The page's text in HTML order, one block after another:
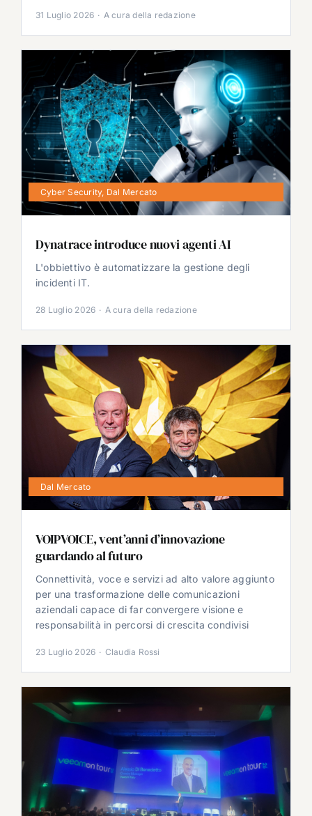
31 Luglio 2026 · A cura della redazione
Cyber Security, Dal Mercato
Dynatrace introduce nuovi agenti AI
L'obbiettivo è automatizzare la gestione degli
incidenti IT.
28 Luglio 2026 · A cura della redazione
Dal Mercato
VOIPVOICE, vent’anni d’innovazione
guardando al futuro
Connettività, voce e servizi ad alto valore aggiunto
per una trasformazione delle comunicazioni
aziendali capace di far convergere visione e
responsabilità in percorsi di crescita condivisi
23 Luglio 2026 · Claudia Rossi